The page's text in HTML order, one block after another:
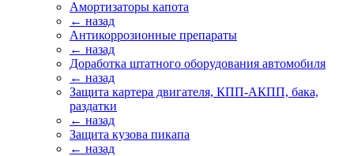
Амортизаторы капота
← назад
Антикоррозионные препараты
← назад
Доработка штатного оборудования автомобиля
← назад
Защита картера двигателя, КПП-АКПП, бака,
раздатки
← назад
Защита кузова пикапа
← назад